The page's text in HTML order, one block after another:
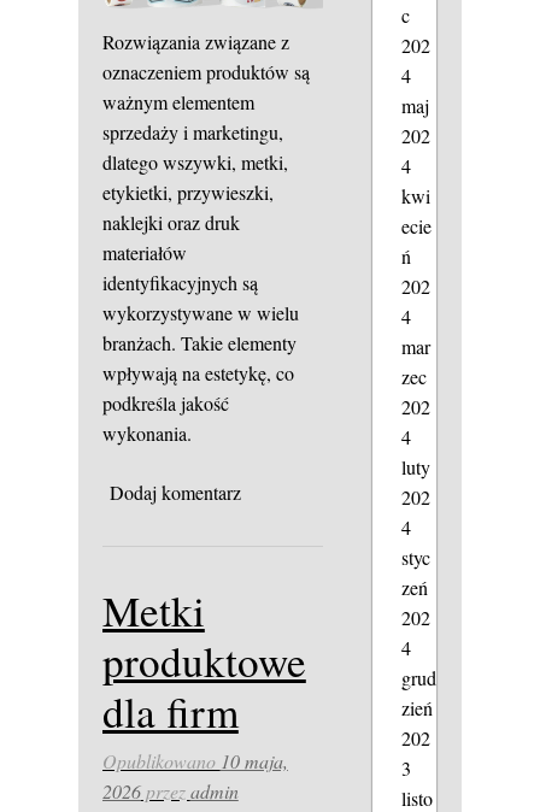
Rozwiązania związane z
oznaczeniem produktów są
ważnym elementem
sprzedaży i marketingu,
dlatego wszywki, metki,
etykietki, przywieszki,
naklejki oraz druk
materiałów
identyfikacyjnych są
wykorzystywane w wielu
branżach. Takie elementy
wpływają na estetykę, co
podkreśla jakość
wykonania.
Dodaj komentarz
Metki
produktowe
dla firm
Opublikowano 10 maja,
2026przezadmin
c
202
4
maj
202
4
kwi
ecie
ń
202
4
mar
zec
202
4
luty
202
4
styc
zeń
202
4
grud
zień
202
3
listo